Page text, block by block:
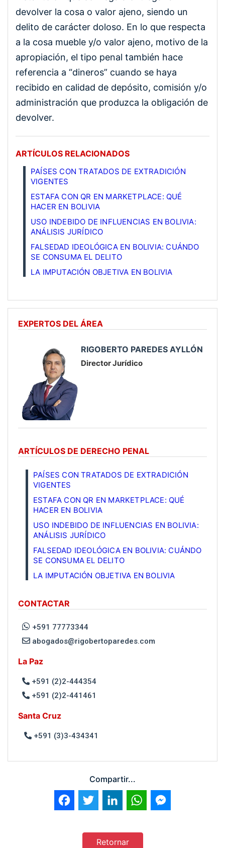
devolver la cosa o valor ajeno, siendo un
delito de carácter doloso. En lo que respecta
a la cosa mueble y/o valor ajeno, motivo de la
apropiación, el tipo penal también hace
referencia a “dineros” cuando se haya
recibido en calidad de depósito, comisión y/o
administración que produzca la obligación de
devolver.
ARTÍCULOS RELACIONADOS
PAÍSES CON TRATADOS DE EXTRADICIÓN
VIGENTES
ESTAFA CON QR EN MARKETPLACE: QUÉ
HACER EN BOLIVIA
USO INDEBIDO DE INFLUENCIAS EN BOLIVIA:
ANÁLISIS JURÍDICO
FALSEDAD IDEOLÓGICA EN BOLIVIA: CUÁNDO
SE CONSUMA EL DELITO
LA IMPUTACIÓN OBJETIVA EN BOLIVIA
EXPERTOS DEL ÁREA
RIGOBERTO PAREDES AYLLÓN
Director Jurídico
ARTÍCULOS DE DERECHO PENAL
PAÍSES CON TRATADOS DE EXTRADICIÓN
VIGENTES
ESTAFA CON QR EN MARKETPLACE: QUÉ
HACER EN BOLIVIA
USO INDEBIDO DE INFLUENCIAS EN BOLIVIA:
ANÁLISIS JURÍDICO
FALSEDAD IDEOLÓGICA EN BOLIVIA: CUÁNDO
SE CONSUMA EL DELITO
LA IMPUTACIÓN OBJETIVA EN BOLIVIA
CONTACTAR
+591 77773344
abogados@rigobertoparedes.com
La Paz
+591 (2)2-444354
+591 (2)2-441461
Santa Cruz
+591 (3)3-434341
Compartir...
FacebookTwitter LinkedIn WhatsApp
Retornar